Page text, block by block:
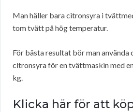
Man häller bara citronsyra i
tom tvätt på hög temperatur.
För bästa resultat bör man använda
citronsyra för en tvättmaskin med
kg.
Klicka här för att